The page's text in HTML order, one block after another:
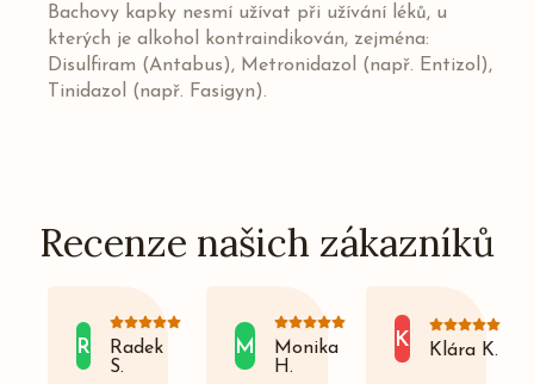
Bachovy kapky nesmí užívat při užívání léků, u
kterých je alkohol kontraindikován, zejména:
Disulfiram (Antabus), Metronidazol (např. Entizol),
Tinidazol (např. Fasigyn).
Recenze našich zákazníků
R
Radek
S.
M
Monika
H.
K Klára K.